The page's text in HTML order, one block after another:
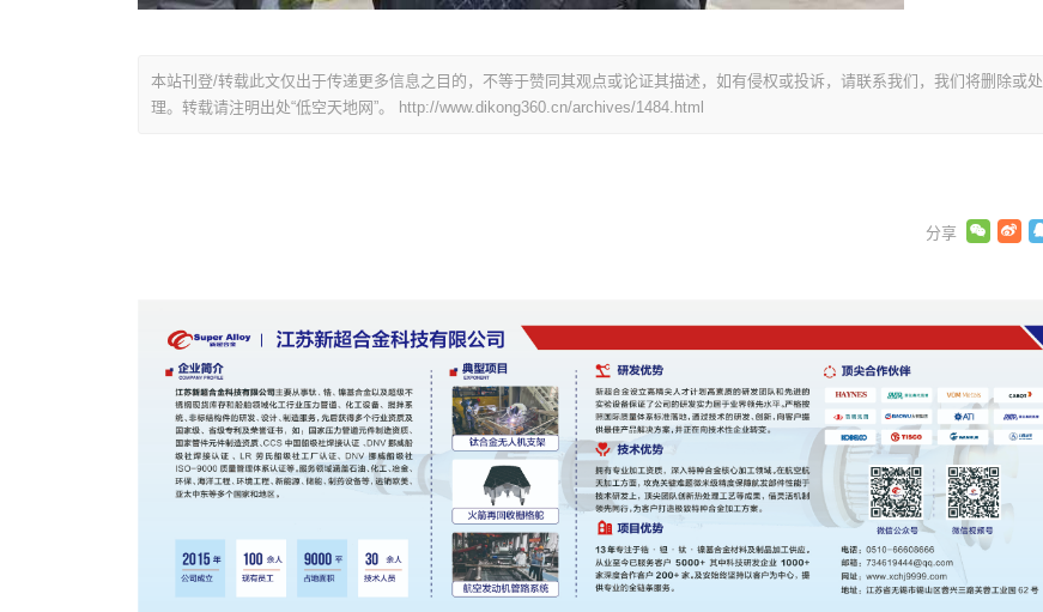
本站刊登/转载此文仅出于传递更多信息之目的，不等于赞同其观点或论证其描述，如有侵权或投诉，请联系我们，我们将删除或处
理。转载请注明出处“低空天地网”。
http://www.dikong360.cn/archives/1484.html